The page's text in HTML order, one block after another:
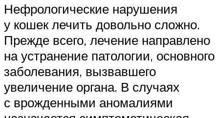
Нефрологические нарушения
у кошек лечить довольно сложно.
Прежде всего, лечение направлено
на устранение патологии, основного
заболевания, вызвавшего
увеличение органа. В случаях
с врожденными аномалиями